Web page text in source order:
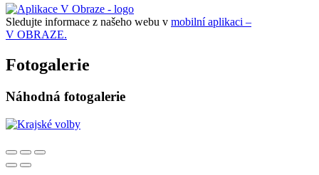
Sledujte informace z našeho webu v mobilní aplikaci –
V OBRAZE.
Fotogalerie
Náhodná fotogalerie